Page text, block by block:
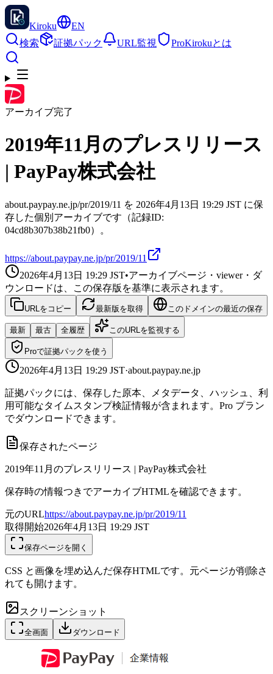
Kiroku
EN
検索
証拠パック URL監視 ProKirokuとは
アーカイブ完了
2019年11月のプレスリリース
| PayPay株式会社
about.paypay.ne.jp/pr/2019/11 を 2026年4月13日 19:29 JST に保
存した個別アーカイブです（記録ID:
04cd8b307b38b21fb0）。
https://about.paypay.ne.jp/pr/2019/11
2026年4月13日 19:29 JST•アーカイブページ・viewer・ダ
ウンロードは、この保存版を基準に表示されます。
URLをコピー 最新版を取得 このドメインの最近の保存
最新 最古 全履歴 このURLを監視する
Proで証拠パックを使う
2026年4月13日 19:29 JST·about.paypay.ne.jp
証拠パックには、保存した原本、メタデータ、ハッシュ、利
用可能なタイムスタンプ検証情報が含まれます。Pro プラン
でダウンロードできます。
保存されたページ
2019年11月のプレスリリース | PayPay株式会社
保存時の情報つきでアーカイブHTMLを確認できます。
元のURLhttps://about.paypay.ne.jp/pr/2019/11
取得開始2026年4月13日 19:29 JST
保存ページを開く
CSS と画像を埋め込んだ保存HTMLです。元ページが削除さ
れても開けます。
スクリーンショット
全画面 ダウンロード